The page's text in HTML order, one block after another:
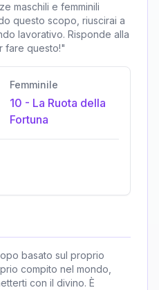
maschili e femminili
questo scopo, riuscirai a
lavorativo. Risponde alla
fare questo!"
Femminile
10 - La Ruota della
Fortuna
basato sul proprio
compito nel mondo,
con il divino. È